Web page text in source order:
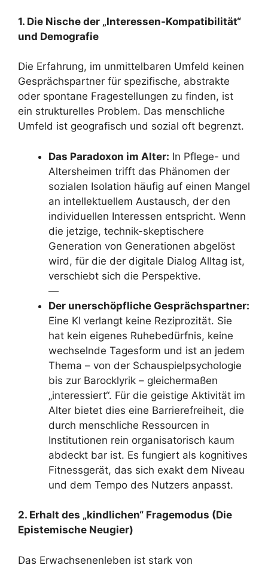
1. Die Nische der „Interessen-Kompatibilität“
und Demografie
Die Erfahrung, im unmittelbaren Umfeld keinen
Gesprächspartner für spezifische, abstrakte
oder spontane Fragestellungen zu finden, ist
ein strukturelles Problem. Das menschliche
Umfeld ist geografisch und sozial oft begrenzt.
Das Paradoxon im Alter: In Pflege- und
Altersheimen trifft das Phänomen der
sozialen Isolation häufig auf einen Mangel
an intellektuellem Austausch, der den
individuellen Interessen entspricht. Wenn
die jetzige, technik-skeptischere
Generation von Generationen abgelöst
wird, für die der digitale Dialog Alltag ist,
verschiebt sich die Perspektive.
—
Der unerschöpfliche Gesprächspartner:
Eine KI verlangt keine Reziprozität. Sie
hat kein eigenes Ruhebedürfnis, keine
wechselnde Tagesform und ist an jedem
Thema – von der Schauspielpsychologie
bis zur Barocklyrik – gleichermaßen
„interessiert“. Für die geistige Aktivität im
Alter bietet dies eine Barrierefreiheit, die
durch menschliche Ressourcen in
Institutionen rein organisatorisch kaum
abdeckt bar ist. Es fungiert als kognitives
Fitnessgerät, das sich exakt dem Niveau
und dem Tempo des Nutzers anpasst.
2. Erhalt des „kindlichen“ Fragemodus (Die
Epistemische Neugier)
Das Erwachsenenleben ist stark von